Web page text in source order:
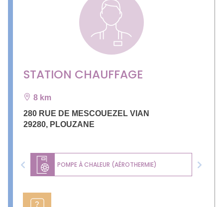
STATION CHAUFFAGE
8 km
280 RUE DE MESCOUEZEL VIAN
29280, PLOUZANE
POMPE À CHALEUR (AÉROTHERMIE)
Previous Next